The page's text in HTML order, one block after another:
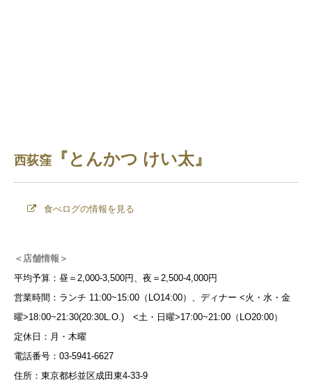
西荻窪 『とんかつ けい太』
食べログの情報を見る
＜店舗情報＞
平均予算：昼＝2,000-3,500円、夜＝2,500-4,000円
営業時間：ランチ 11:00~15:00（LO14:00）、ディナー <火・水・金
曜>18:00~21:30(20:30L.O.) <土・日曜>17:00~21:00（LO20:00）
定休日：月・木曜
電話番号：03-5941-6627
住所：東京都杉並区成田東4-33-9